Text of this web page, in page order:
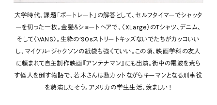
大学時代、課題「ポートレート」の解答として、セルフタイマーでシャッタ
ーを切った一枚。金髪＆ショートヘアで、〈XLarge〉のTシャツ、デニム、
そして〈VANS〉。生粋の’90sストリートキッズないでたちがカッコいい
し、マイケル・ジャクソンの紙袋も強くていい。この頃、映画学科の友人
に頼まれて自主制作映画『アンテナマン』にも出演。街中の電波を荒ら
す怪人を倒す物語で、若木さんは数カットながらキーマンとなる刑事役
を熱演したそう。アメリカの学生生活、羨ましい！